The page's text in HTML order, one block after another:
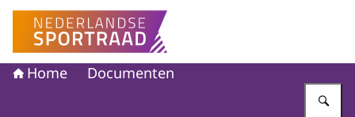
Naar de homepage van Nederlandse Sportraad
Home Documenten